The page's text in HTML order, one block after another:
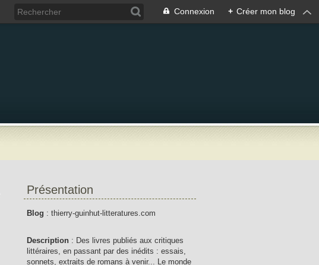
Connexion + Créer mon blog
Présentation
Blog : thierry-guinhut-litteratures.com
Description : Des livres publiés aux critiques
littéraires, en passant par des inédits : essais,
sonnets, extraits de romans à venir... Le monde